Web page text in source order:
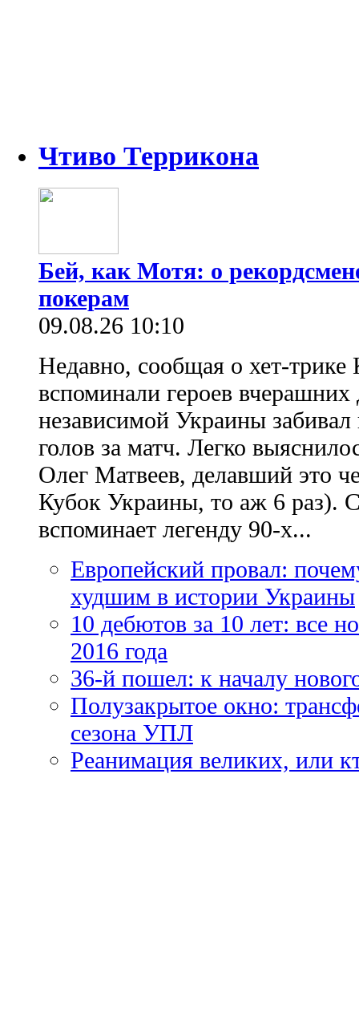
Чтиво Террикона
Бей, как Мотя: о
покерам
09.08.26 10:10
Недавно, сообщая о хет-
вспоминали героев
независимой Украины
голов за матч. Легко
Олег Матвеев, делавший это
Кубок Украины, то аж 6 раз).
вспоминает легенду 90-х...
Европейский провал:
худшим в истории Украины
10 дебютов за 10 лет: все
2016 года
36-й пошел: к началу
Полузакрытое окно:
сезона УПЛ
Реанимация великих, или